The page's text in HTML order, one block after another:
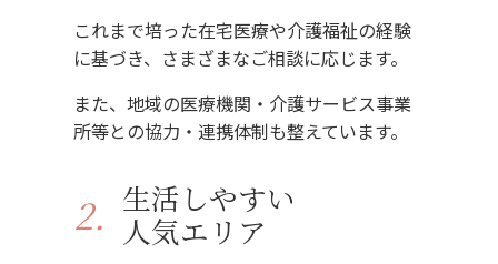
これまで培った在宅医療や介護福祉の経験
に基づき、さまざまなご相談に応じます。
また、地域の医療機関・介護サービス事業
所等との協力・連携体制も整えています。
2. 生活しやすい
人気エリア